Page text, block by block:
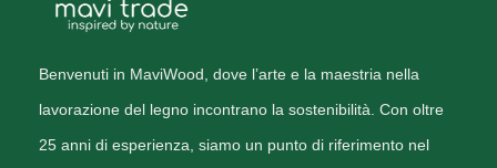
Benvenuti in MaviWood, dove l’arte e la maestria nella
lavorazione del legno incontrano la sostenibilità. Con oltre
25 anni di esperienza, siamo un punto di riferimento nel